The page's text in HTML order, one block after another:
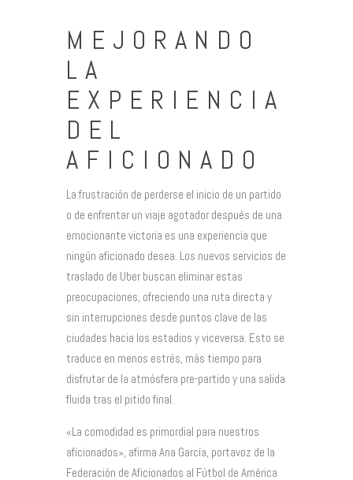
MEJORANDO
LA
EXPERIENCIA
DEL
AFICIONADO
La frustración de perderse el inicio de un partido
o de enfrentar un viaje agotador después de una
emocionante victoria es una experiencia que
ningún aficionado desea. Los nuevos servicios de
traslado de Uber buscan eliminar estas
preocupaciones, ofreciendo una ruta directa y
sin interrupciones desde puntos clave de las
ciudades hacia los estadios y viceversa. Esto se
traduce en menos estrés, más tiempo para
disfrutar de la atmósfera pre-partido y una salida
fluida tras el pitido final.
«La comodidad es primordial para nuestros
aficionados», afirma Ana García, portavoz de la
Federación de Aficionados al Fútbol de América